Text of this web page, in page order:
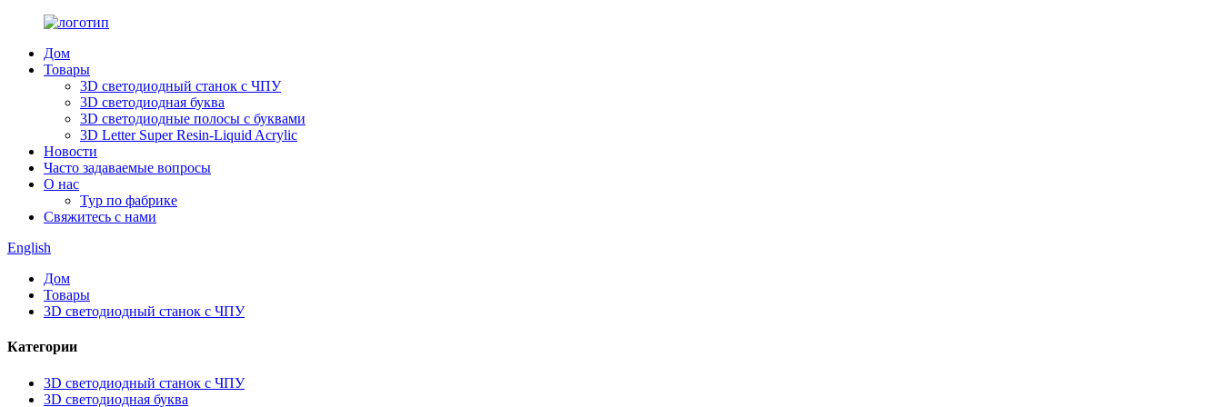
Дом
Товары
3D светодиодный станок с ЧПУ
3D светодиодная буква
3D светодиодные полосы с буквами
3D Letter Super Resin-Liquid Acrylic
Новости
Часто задаваемые вопросы
О нас
Тур по фабрике
Свяжитесь с нами
English
Дом
Товары
3D светодиодный станок с ЧПУ
Категории
3D светодиодный станок с ЧПУ
3D светодиодная буква